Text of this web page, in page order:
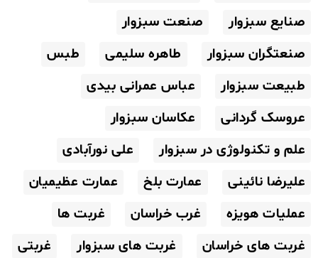
صنایع سبزوار
صنعت سبزوار
صنعتگران سبزوار
طاهره سلیمی
طبس
طبیعت سبزوار
عباس عمرانی بیدی
عروسک گردانی
عکاسان سبزوار
علم و تکنولوژی در سبزوار
علی نورآبادی
علیرضا نائینی
عمارت بلخ
عمارت عظیمیان
عملیات هویزه
غرب خراسان
غربت ها
غربت های خراسان
غربت های سبزوار
غربتی